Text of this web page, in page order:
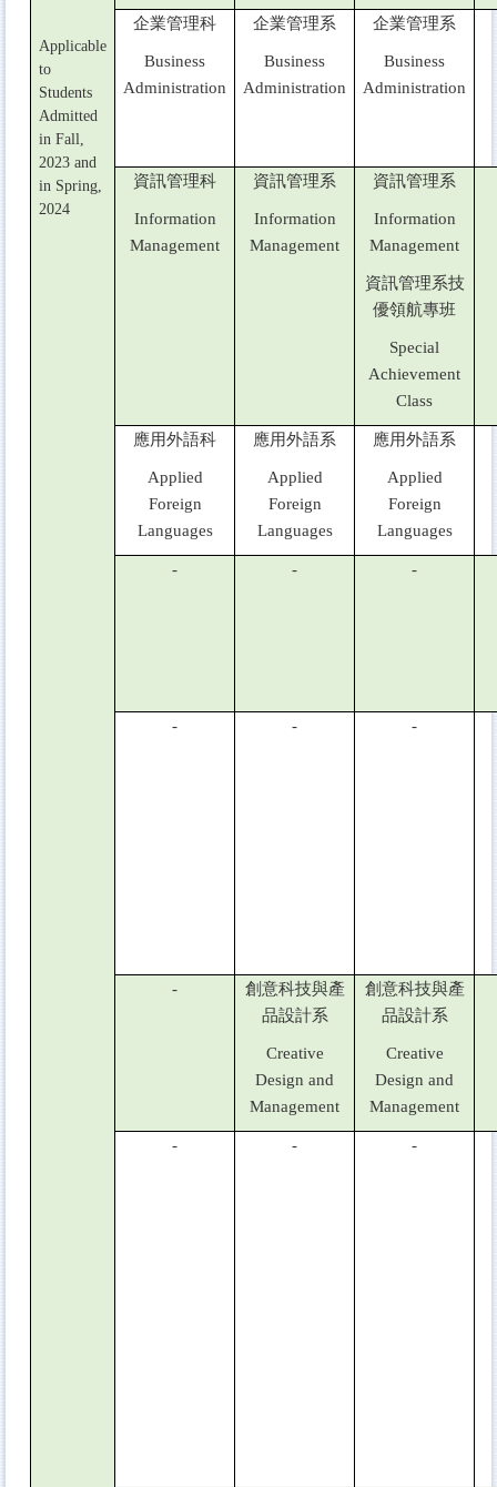
Applicable
to
Students
Admitted
in Fall,
2023 and
in Spring,
2024
企業管理科
Business
Administration
企業管理系
Business
Administration
企業管理系
Business
Administration
資訊管理科
Information
Management
資訊管理系
Information
Management
資訊管理系
Information
Management
資訊管理系技
優領航專班
Special
Achievement
Class
應用外語科
Applied
Foreign
Languages
應用外語系
Applied
Foreign
Languages
應用外語系
Applied
Foreign
Languages
- - -
- - -
-
創意科技與產
品設計系
Creative
Design and
Management
創意科技與產
品設計系
Creative
Design and
Management
- - -